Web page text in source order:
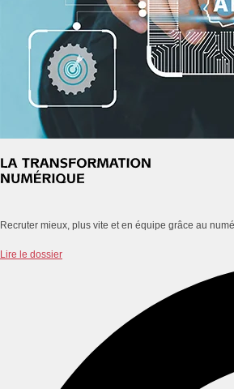
Recruter mieux, plus vite et en équipe grâce au
Lire le dossier